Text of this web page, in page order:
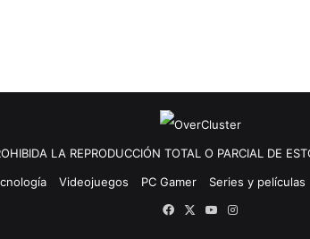
LA REPRODUCCIÓN TOTAL O PARCIAL DE
Videojuegos PC Gamer Series y películas
FacebookYouTubeInstagram